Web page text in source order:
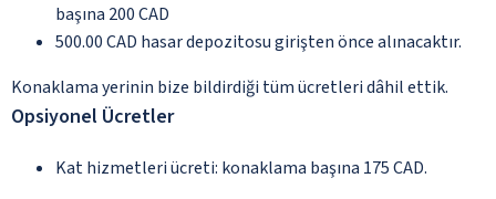
başına 200 CAD
500.00 CAD hasar depozitosu girişten önce alınacaktır.
Konaklama yerinin bize bildirdiği tüm ücretleri dâhil ettik.
Opsiyonel Ücretler
Kat hizmetleri ücreti: konaklama başına 175 CAD.